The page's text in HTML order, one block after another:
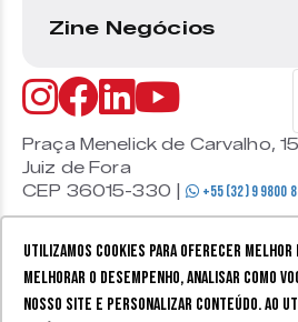
Utilizamos cookies para oferecer melhor
melhorar o desempenho, analisar como
nosso site e personalizar conteúdo. Ao
Zine Negócios
Praça Menelick de Carvalho,
Juiz de Fora
CEP 36015-330 |
+55 (32) 9 9800